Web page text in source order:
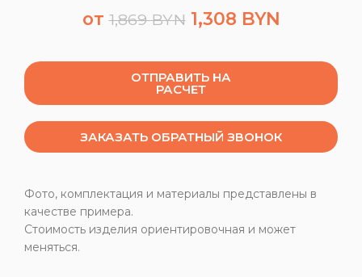
от 1,869BYN 1,308 BYN
ОТПРАВИТЬ НА
РАСЧЕТ
ЗАКАЗАТЬ ОБРАТНЫЙ ЗВОНОК
Фото, комплектация и материалы представлены в
качестве примера.
Стоимость изделия ориентировочная и может
меняться.